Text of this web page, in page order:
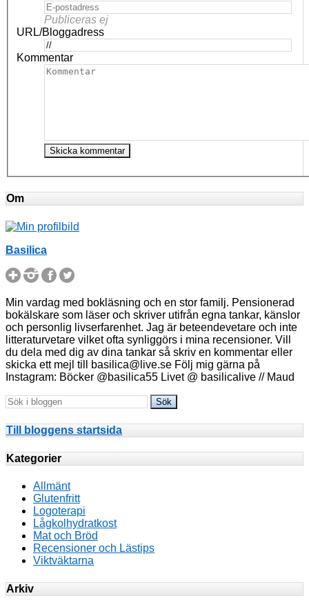
Publiceras ej
URL/Bloggadress
Kommentar
Om
Basilica
Min vardag med bokläsning och en stor familj. Pensionerad
bokälskare som läser och skriver utifrån egna tankar, känslor
och personlig livserfarenhet. Jag är beteendevetare och inte
litteraturvetare vilket ofta synliggörs i mina recensioner. Vill
du dela med dig av dina tankar så skriv en kommentar eller
skicka ett mejl till basilica@live.se Följ mig gärna på
Instagram: Böcker @basilica55 Livet @ basilicalive // Maud
Till bloggens startsida
Kategorier
Allmänt
Glutenfritt
Logoterapi
Lågkolhydratkost
Mat och Bröd
Recensioner och Lästips
Viktväktarna
Arkiv